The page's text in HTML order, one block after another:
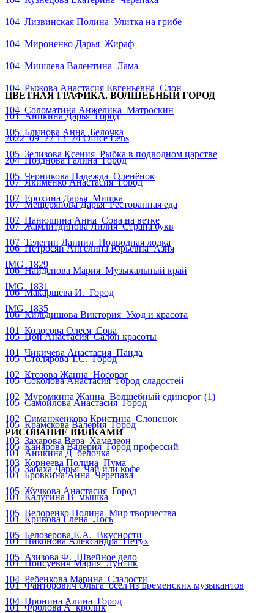
104_Лизвинская Полина_Улитка на грибе
104_Мироненко Дарья_Жираф
104_Мишлева Валентина_Лама
104_Рыжова Анастасия Евгеньевна_Слон
104_Соломатина Анжелика_Матроскин
105_Блинова Анна_Белочка
105_Зелизова Ксения_Рыбка в подводном царстве
105_Черникова Надежда_Оленëнок
107_Ерохина Дарья_Мишка
107_Панюшина Анна_Сова на ветке
107_Телегин Даниил_Подводная лодка
IMG_1829
IMG_1831
IMG_1835
101_Колосова Олеся_Сова
101_Чикичева Анастасия_Панда
102_Ктозова Жанна_Носорог
102_Муромкина Жанна_Волшебный единорог (1)
102_Симанженкова Кристина_Слоненок
103_Захарова Вера_Хамелеон
103_Корнеева Полина_Пума
ЦВЕТНАЯ ГРАФИКА. ВОЛШЕБНЫЙ ГОРОД
101_Аникина Дарья_Город
2022_09_22 13_24 Office Lens
204_Позднова Галина_Город
107_Якименко Анастасия_Город
107_Мещерянова Дарья_Ресторанная еда
107_Жамлитдинова Лилия_Страна букв
106_Петросян Ангелина Юрьевна_Азия
106_Найденова Мария_Музыкальный край
106_Макаршева И._Город
106_Кильдишова Виктория_Уход и красота
105_Цой Анастасия_Салон красоты
105_Столярова Т.С._Город
105_Соколова Анастасия_Город сладостей
105_Самойлова Анастасия_Город
105_Крамскова Валерия_Город
105_Канарова Валерия_Город профессий
105_Забаха Дарья_Чай или кофе_
105_Жучкова Анастасия_Город
105_Велоренко Полина_Мир творчества
105_Белозерова Е.А._Вкусности
105_Азизова Ф._Швейное дело
104_Ребенкова Марина_Сладости
104_Пронина Алина_Город
РИСОВАНИЕ ВИЛКАМИ
101_Аникина Д_белочка
101_Бровкина Анна_Черепаха
101_Калугина В_мышка
101_Кривова Елена_Лось
101_Никонова Александра_Петух
101_Попсуевич Мария_Лунтик
101_Фанторович Ольга_осел из Бременских музыкантов
101_Фролова А_кролик